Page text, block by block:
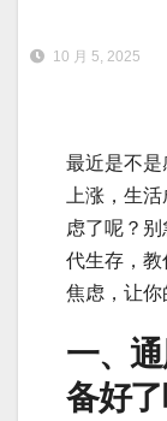
10 月 5, 2025
最近是不
上涨，生
虑了呢？
代生存，
焦虑，让你
一、
备好了